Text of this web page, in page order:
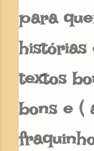
para
histórias
textos
bons e (